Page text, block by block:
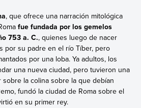
, que ofrece una narración mitológica
fue fundada por los gemelos
753 a. C., quienes luego de nacer
por su padre en el río Tíber, pero
por una loba. Ya adultos, los
una nueva ciudad, pero tuvieron una
la colina sobre la que debían
fundó la ciudad de Roma sobre el
en su primer rey.